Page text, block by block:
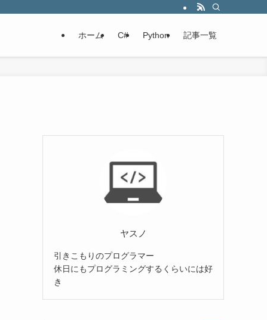
ホーム C# Python 記事一覧
ヤスノ
引きこもりのプログラマー
休日にもプログラミングするくらいには好
き